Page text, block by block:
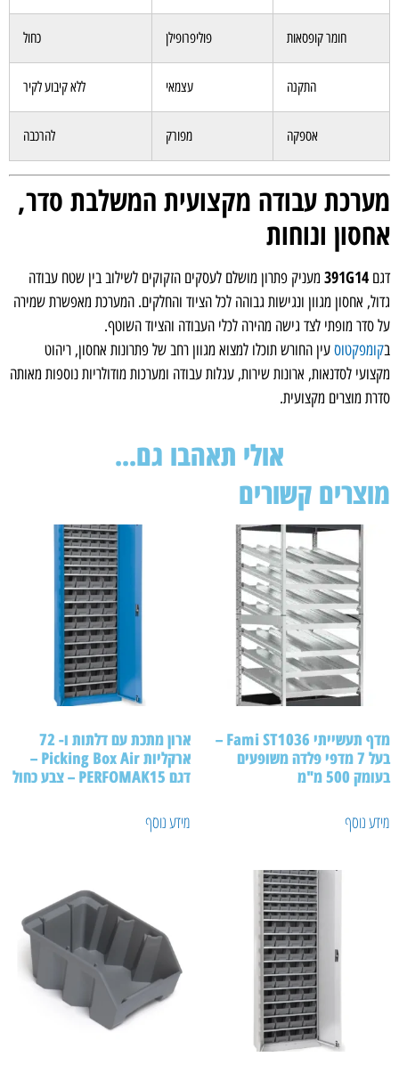
חומר קופסאות פוליפרופילן כחול
התקנה עצמאי ללא קיבוע לקיר
אספקה מפורק להרכבה
מערכת עבודה מקצועית המשלבת סדר,
אחסון ונוחות
דגם 391G14 מעניק פתרון מושלם לעסקים הזקוקים לשילוב בין שטח עבודה
גדול, אחסון מגוון ונגישות גבוהה לכל הציוד והחלקים. המערכת מאפשרת שמירה
על סדר מופתי לצד גישה מהירה לכלי העבודה והציוד השוטף.
בקומפקטוסעין החורש תוכלו למצוא מגוון רחב של פתרונות אחסון, ריהוט
מקצועי לסדנאות, ארונות שירות, עגלות עבודה ומערכות מודולריות נוספות מאותה
סדרת מוצרים מקצועית.
אולי תאהבו גם...
מוצרים קשורים
מדף תעשייתי Fami ST1036 –
בעל 7 מדפי פלדה משופעים
בעומק 500 מ"מ
מידע נוסף
ארון מתכת עם דלתות ו- 72
ארקליות Picking Box Air –
דגם PERFOMAK15 – צבע כחול
מידע נוסף